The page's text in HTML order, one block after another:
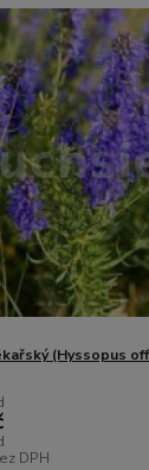
(Hyssopus
DPH